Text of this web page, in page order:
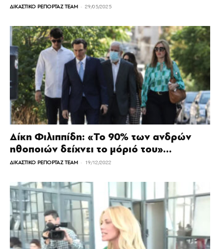
ΔΙΚΑΣΤΙΚΟ ΡΕΠΟΡΤΑΖ TEAM - 29/05/2025
Δίκη Φιλιππίδη: «Το 90% των ανδρών
ηθοποιών δείχνει το μόριό του»...
ΔΙΚΑΣΤΙΚΟ ΡΕΠΟΡΤΑΖ TEAM - 19/12/2022